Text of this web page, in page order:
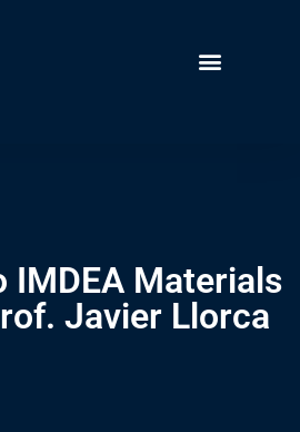
IMDEA Materials
Javier Llorca